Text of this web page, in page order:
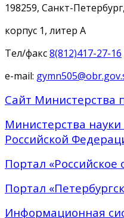
198259, Санкт-
корпус 1, литер А
Тел/факс8(812)417-27-16
e-mail:
Сайт Министерства
Министерства
Российской
Портал «Российское
Портал
Информационная